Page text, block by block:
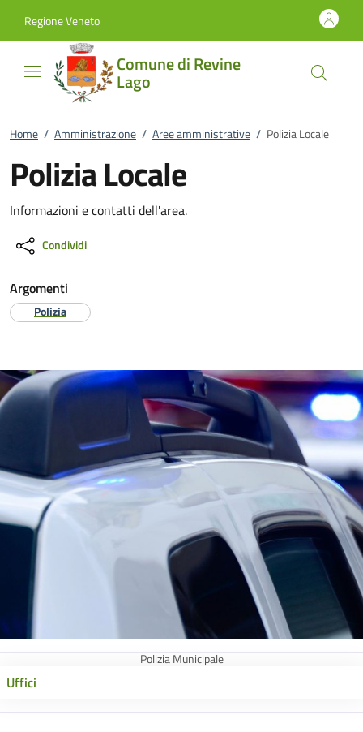
Regione Veneto
Comune di Revine
Lago
Home / Amministrazione / Aree amministrative / Polizia Locale
Polizia Locale
Informazioni e contatti dell'area.
Condividi
Argomenti
Polizia
Polizia Municipale
Uffici